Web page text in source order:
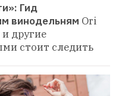
Гид
винодельням Ori
другие
стоит следить